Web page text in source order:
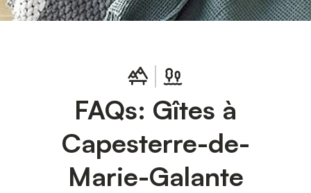
FAQs: Gîtes à
Capesterre-de-
Marie-Galante